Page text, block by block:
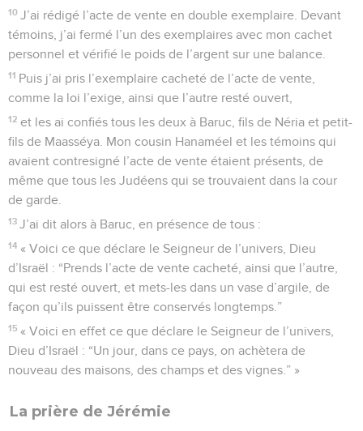
10 J’ai rédigé l’acte de vente en double exemplaire. Devant
témoins, j’ai fermé l’un des exemplaires avec mon cachet
personnel et vérifié le poids de l’argent sur une balance.
11 Puis j’ai pris l’exemplaire cacheté de l’acte de vente,
comme la loi l’exige, ainsi que l’autre resté ouvert,
12 et les ai confiés tous les deux à Baruc, fils de Néria et petit-
fils de Maasséya. Mon cousin Hanaméel et les témoins qui
avaient contresigné l’acte de vente étaient présents, de
même que tous les Judéens qui se trouvaient dans la cour
de garde.
13 J’ai dit alors à Baruc, en présence de tous :
14 « Voici ce que déclare le Seigneur de l’univers, Dieu
d’Israël : “Prends l’acte de vente cacheté, ainsi que l’autre,
qui est resté ouvert, et mets-les dans un vase d’argile, de
façon qu’ils puissent être conservés longtemps.”
15 « Voici en effet ce que déclare le Seigneur de l’univers,
Dieu d’Israël : “Un jour, dans ce pays, on achètera de
nouveau des maisons, des champs et des vignes.” »
La prière de Jérémie